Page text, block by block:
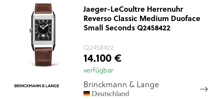
Jaeger-LeCoultre Herrenuhr
Reverso Classic Medium Duoface
Small Seconds Q2458422
Q2458422
14.100 €
verfügbar
Brinckmann & Lange
Deutschland